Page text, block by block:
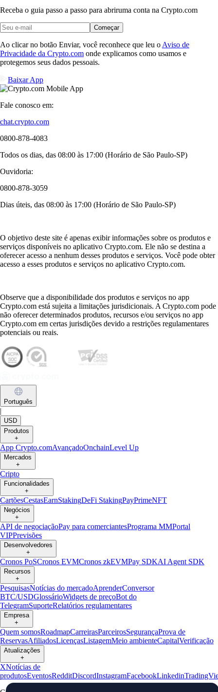
Receba o guia passo a passo para abriruma conta na Crypto.com
Começar
Ao clicar no botão Enviar, você reconhece que leu o Aviso de
Privacidade da Crypto.com onde explicamos como usamos e
protegemos seus dados pessoais.
Baixar App
Fale conosco em:
chat.crypto.com
0800-878-4083
Todos os dias, das 08:00 às 17:00 (Horário de São Paulo-SP)
Ouvidoria:
0800-878-3059
Dias úteis, das 08:00 às 17:00 (Horário de São Paulo-SP)
O objetivo deste site é apenas exibir informações sobre os produtos e
serviços disponíveis no aplicativo Crypto.com. Ele não se destina a
oferecer acesso a nenhum desses produtos e serviços. Você pode obter
acesso a esses produtos e serviços no aplicativo Crypto.com.
Observe que a disponibilidade dos produtos e serviços no app
Crypto.com está sujeita a limitações jurisdicionais. A Crypto.com pode
não oferecer determinados produtos, recursos e/ou serviços no app
Crypto.com em certas jurisdições devido a restrições regulamentares
potenciais ou reais.
Português
|
USD
Produtos
+
App Crypto.comAvançadoOnchainLevel Up
Mercados
+
Cripto
Funcionalidades
+
CartõesCestasEarnStakingDeFi StakingPayPrimeNFT
Negócios
+
API de negociaçãoPay para comerciantesPrograma MMPortal
VIPPrevisões
Desenvolvedores
+
Cronos PoSCronos EVMCronos zkEVMPay SDKAI Agent SDK
Recursos
+
PesquisasNotícias do mercadoAprenderConversor
BTC/USDGlossárioWidgets de preçoBot do
TelegramSuporteRelatórios regulamentares
Empresa
+
Quem somosRoadmapCarreirasParceirosSegurançaProva de
ReservasAfiliadosLicençasListagemMeio ambienteCapitalVerificação
Atualizações
+
XNotícias de
produtosEventosRedditDiscordInstagramFacebookLinkedin